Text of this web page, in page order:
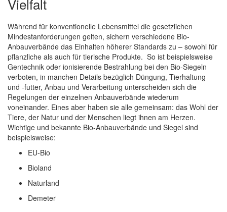
Während für konventionelle Lebensmittel die gesetzlichen
Mindestanforderungen gelten, sichern verschiedene Bio-
Anbauverbände das Einhalten höherer Standards zu – sowohl für
pflanzliche als auch für tierische Produkte. So ist beispielsweise
Gentechnik oder ionisierende Bestrahlung bei den Bio-Siegeln
verboten, in manchen Details bezüglich Düngung, Tierhaltung
und -futter, Anbau und Verarbeitung unterscheiden sich die
Regelungen der einzelnen Anbauverbände wiederum
voneinander. Eines aber haben sie alle gemeinsam: das Wohl der
Tiere, der Natur und der Menschen liegt ihnen am Herzen.
Wichtige und bekannte Bio-Anbauverbände und Siegel sind
beispielsweise:
EU-Bio
Bioland
Naturland
Demeter